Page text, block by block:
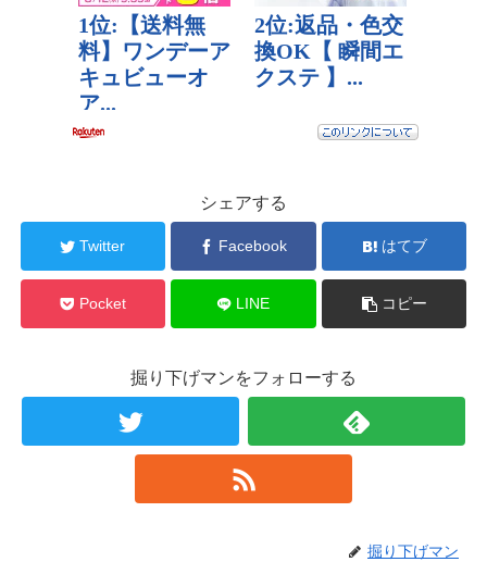
シェアする
Twitter Facebook はてブ
Pocket LINE コピー
掘り下げマンをフォローする
掘り下げマン